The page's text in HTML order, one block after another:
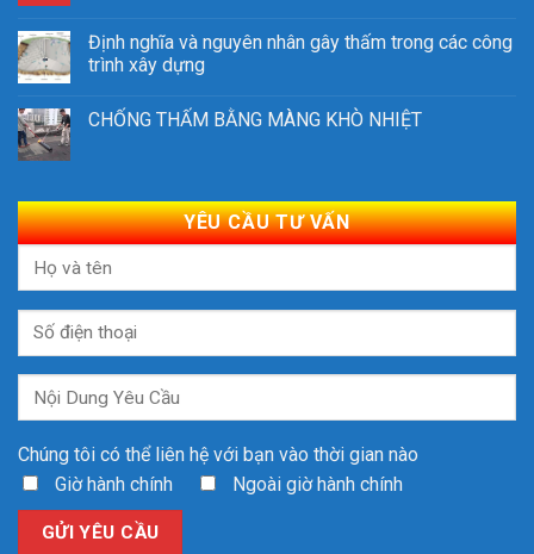
Định nghĩa và nguyên nhân gây thấm trong các công
trình xây dựng
CHỐNG THẤM BẰNG MÀNG KHÒ NHIỆT
YÊU CẦU TƯ VẤN
Chúng tôi có thể liên hệ với bạn vào thời gian nào
Giờ hành chính
Ngoài giờ hành chính